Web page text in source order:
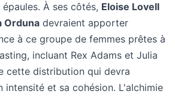
À ses côtés, Eloise Lovell
Orduna devraient apporter
à ce groupe de femmes prêtes à
incluant Rex Adams et Julia
cette distribution qui devra
intensité et sa cohésion. L'alchimie